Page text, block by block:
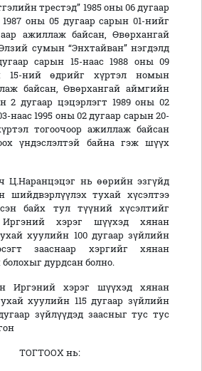
трестэд” 1985 оны 06 дугаар
оны 05 дугаар сарын 01-нийг
ажиллаж байсан, Өвөрхангай
сумын “Энхтайван” нэгдэлд
сарын 15-наас 1988 оны 09
15-ний өдрийг хүртэл номын
байсан, Өвөрхангай аймгийн
дугаар цэцэрлэгт 1989 оны 02
наас 1995 оны 02 дугаар сарын 20-
тогоочоор ажиллаж байсан
үндэслэлтэй байна гэж шүүх
Ц.Наранцэцэг нь өөрийн эзгүйд
шийдвэрлүүлэх тухай хүсэлтээ
байх тул түүний хүсэлтийг
хэрэг шүүхэд хянан
хуулийн 100 дугаар зүйлийн
зааснаар хэргийг хянан
дурдсан болно.
Иргэний хэрэг шүүхэд хянан
хуулийн 115 дугаар зүйлийн
дугаар зүйлүүдэд заасныг тус тус
ТОГТООХ нь: